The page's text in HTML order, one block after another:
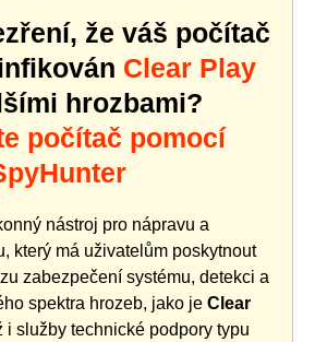
že váš počítač
Clear Play
hrozbami?
počítač pomocí
nástroj pro nápravu a
který má uživatelům poskytnout
zabezpečení systému, detekci a
spektra hrozeb, jako je Clear
i služby technické podpory typu